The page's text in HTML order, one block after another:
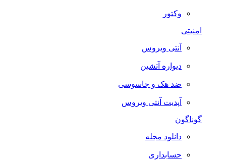
وکتور
امنیتی
آنتی ویروس
دیواره آتشین
ضد هک و جاسوسی
آپدیت آنتی ویروس
گوناگون
دانلود مجله
حسابداری